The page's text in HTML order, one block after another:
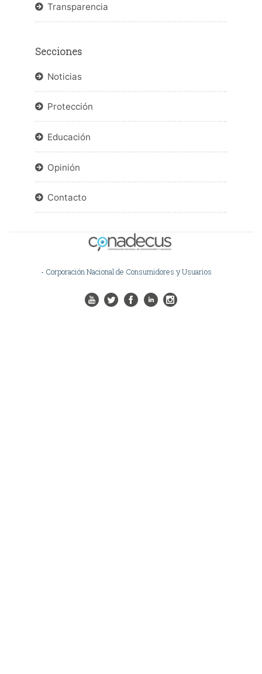
Transparencia
Secciones
Noticias
Protección
Educación
Opinión
Contacto
- Corporación Nacional de Consumidores y Usuarios